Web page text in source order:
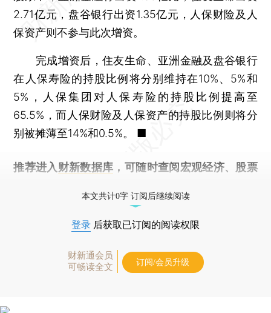
2.71亿元，盘谷银行出资1.35亿元，人保财险及人
保资产则不参与此次增资。
完成增资后，住友生命、亚洲金融及盘谷银行
在人保寿险的持股比例将分别维持在10%、5%和
5%，人保集团对人保寿险的持股比例提高至
65.5%，而人保财险及人保资产的持股比例则将分
别被摊薄至14%和0.5%。 ■
推荐进入 财新数据库 ，可随时查阅宏观经济、股票
本文共计0字 订阅后继续阅读
登录 后获取已订阅的阅读权限
财新通会员
可畅读全文
订阅/会员升级